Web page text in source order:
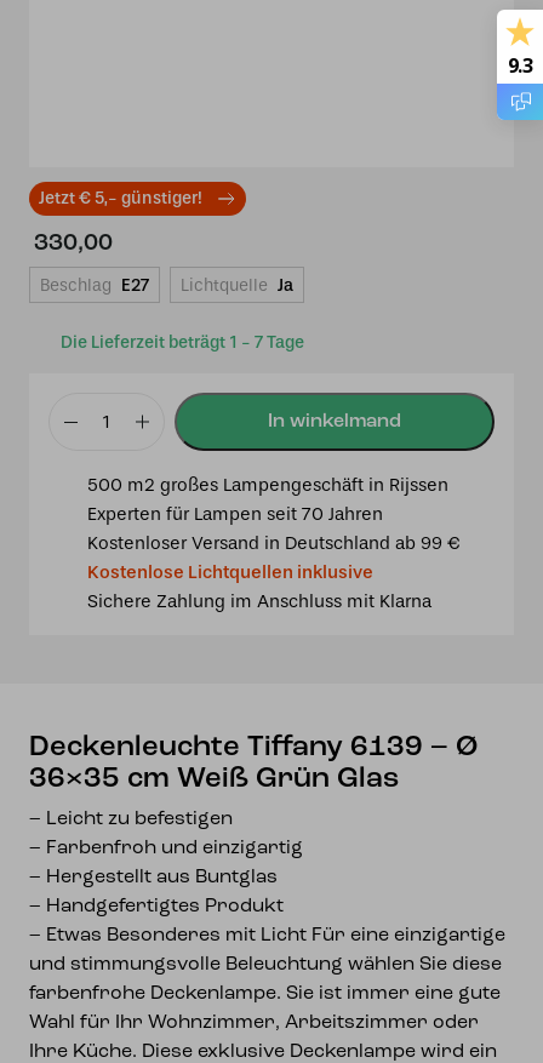
Jetzt € 5,- günstiger!
Die Lieferzeit beträgt 1 - 7 Tage
330,00
Beschlag E27 Lichtquelle Ja
Deckenleuchte
6139
36x35
500 m2 großes Lampengeschäft in Rijssen
Experten für Lampen seit 70 Jahren
Kostenloser Versand in Deutschland ab 99 €
Kostenlose Lichtquellen inklusive
Sichere Zahlung im Anschluss mit Klarna
Deckenleuchte Tiffany 6139 – Ø
36×35 cm Weiß Grün Glas
– Leicht zu befestigen
– Farbenfroh und einzigartig
– Hergestellt aus Buntglas
– Handgefertigtes Produkt
– Etwas Besonderes mit Licht Für eine einzigartige
und stimmungsvolle Beleuchtung wählen Sie diese
farbenfrohe Deckenlampe. Sie ist immer eine gute
Wahl für Ihr Wohnzimmer, Arbeitszimmer oder
Ihre Küche. Diese exklusive Deckenlampe wird ein
9.3